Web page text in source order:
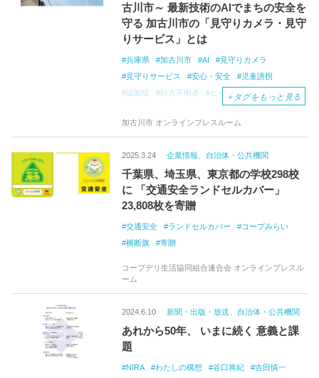
古川市～ 最新技術のAIでまちの安全を
守る 加古川市の「見守りカメラ・見守
りサービス」とは
兵庫県 加古川市 AI
見守りカメラ
見守りサービス
安心・安全
児童誘拐
認知症
行方不明者
ビーコンタグ
＋ タグをもっと見る
加古川市 オンラインプレスルーム
2025.3.24 企業情報、自治体・公共機関
千葉県、埼玉県、東京都の学校298校
に 「交通安全ランドセルカバー」
23,808枚を寄贈
交通安全 ランドセルカバー
コープみらい
横断旗
寄贈
コープデリ生活協同組合連合会 オンラインプレスル
ーム
2024.6.10 新聞・出版・放送、自治体・公共機関
あれから50年、 いまに続く 意義と課
題
NIRA わたしの構想 谷口将紀
吉田慎一